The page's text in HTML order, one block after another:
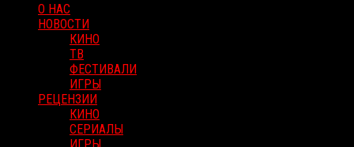
О НАС
НОВОСТИ
КИНО
ТВ
ФЕСТИВАЛИ
ИГРЫ
РЕЦЕНЗИИ
КИНО
СЕРИАЛЫ